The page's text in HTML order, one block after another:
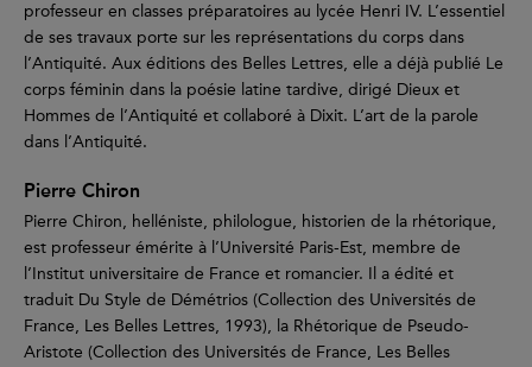
professeur en classes préparatoires au lycée Henri IV. L’essentiel
de ses travaux porte sur les représentations du corps dans
l’Antiquité. Aux éditions des Belles Lettres, elle a déjà publié Le
corps féminin dans la poésie latine tardive, dirigé Dieux et
Hommes de l’Antiquité et collaboré à Dixit. L’art de la parole
dans l’Antiquité.
Pierre Chiron
Pierre Chiron, helléniste, philologue, historien de la rhétorique,
est professeur émérite à l’Université Paris-Est, membre de
l’Institut universitaire de France et romancier. Il a édité et
traduit Du Style de Démétrios (Collection des Universités de
France, Les Belles Lettres, 1993), la Rhétorique de Pseudo-
Aristote (Collection des Universités de France, Les Belles